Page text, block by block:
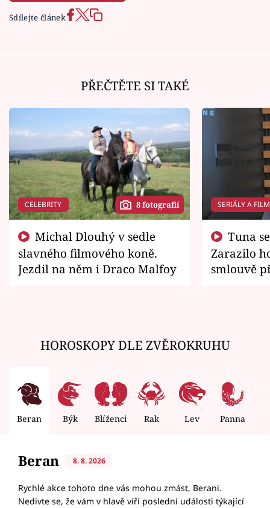
Sdílejte článek
PŘEČTĚTE SI TAKÉ
CELEBRITY 8 fotografií
slavného filmového koně.
Jezdil na něm i Draco Malfoy
SERIÁLY A
Zarazilo
smlouvě
HOROSKOPY DLE ZVĚROKRUHU
Beran Býk Blíženci Rak Lev Panna
Beran 8. 8. 2026
Rychlé akce tohoto dne vás mohou zmást, Berani.
Nedivte se, že vám v hlavě víří poslední události týkající